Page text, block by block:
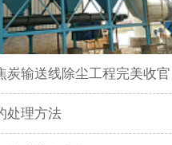
炭输送线除尘工程完美收官
处理方法